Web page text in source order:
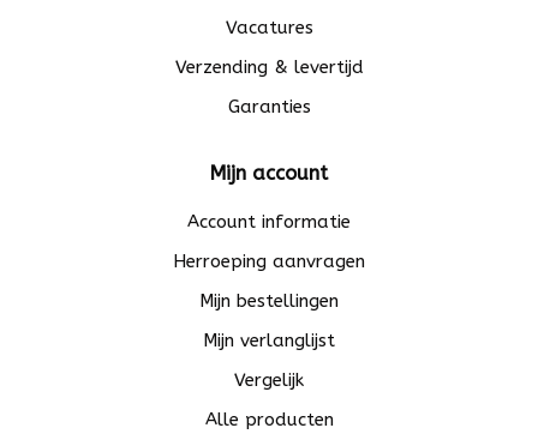
Vacatures
Verzending & levertijd
Garanties
Mijn account
Account informatie
Herroeping aanvragen
Mijn bestellingen
Mijn verlanglijst
Vergelijk
Alle producten